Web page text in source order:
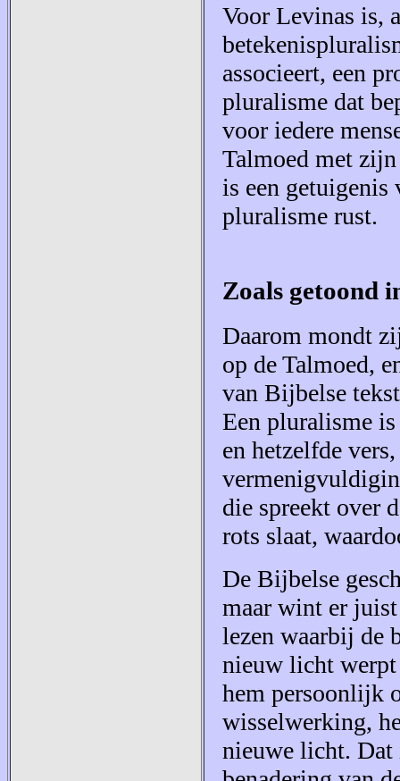
Voor Levinas is,
associeert, een
pluralisme dat
voor iedere
Talmoed met
is een getuigenis
pluralisme rust.
Zoals getoond
Daarom mondt
op de Talmoed,
van Bijbelse
Een pluralisme
en hetzelfde
die spreekt over
rots slaat,
De Bijbelse
maar wint er
lezen waarbij de
nieuw licht werpt
hem persoonlijk
wisselwerking,
nieuwe licht. Dat